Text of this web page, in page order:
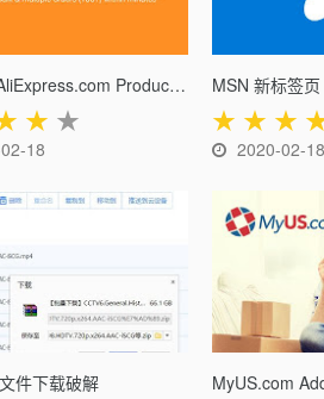
Dsers – AliExpress.com Product Importer
★ ★
18
MSN 新标签页
★ ★ ★
2020-02-18
件下载破解 MyUS.com